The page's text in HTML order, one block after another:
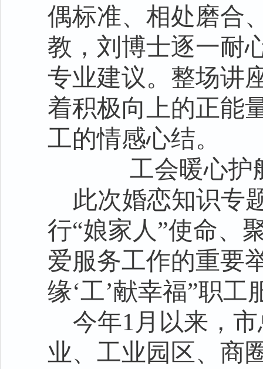
偶标准、相处磨合
教，刘博士逐一耐
专业建议。整场讲
着积极向上的正能
工的情感心结。
工会暖心护
此次婚恋知识专
行“娘家人”使命、
爱服务工作的重要
缘‘工’献幸福”职
今年1月以来，
业、工业园区、商